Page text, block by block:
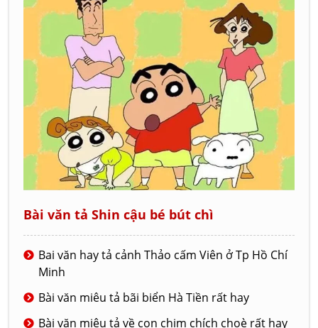
Bài văn tả Shin cậu bé bút chì
Bai văn hay tả cảnh Thảo cấm Viên ở Tp Hồ Chí
Minh
Bài văn miêu tả bãi biển Hà Tiền rất hay
Bài văn miêu tả về con chim chích choè rất hay